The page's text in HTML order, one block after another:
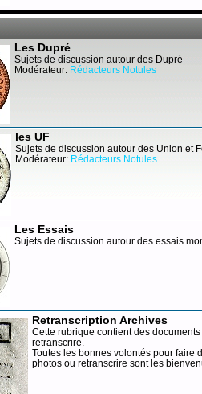
Les Dupré
Sujets de discussion autour des Dupré
Modérateur: Rédacteurs Notules
les UF
Sujets de discussion autour des Union et
Modérateur: Rédacteurs Notules
Les Essais
Sujets de discussion autour des essais
Retranscription Archives
Cette rubrique contient des
retranscrire.
Toutes les bonnes volontés pour faire
photos ou retranscrire sont les